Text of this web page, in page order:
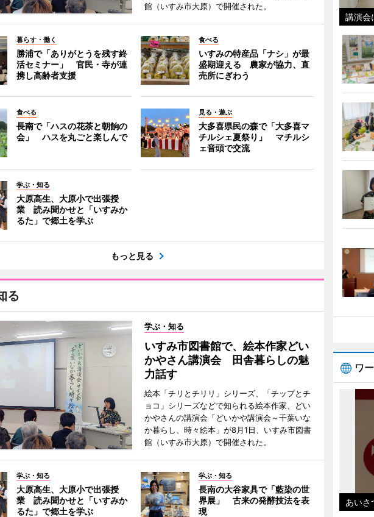
館（いすみ市大原）で開催された。
暮らす・働く
勝浦で「ありがとうを残す終
活セミナー」 官民・寺が連
携し高齢者支援
食べる
いすみの特産品「ナシ」が最
盛期迎える 農家が協力、直
売所にぎわう
食べる
長南で「ハスの花茶と朝餉の
会」 ハスを丸ごと楽しんで
見る・遊ぶ
大多喜県民の森で「大多喜マ
チルシェ夏祭り」 マチルシ
ェ音頭で交流
学ぶ・知る
大原高生、大原小で出張授
業 読み聞かせと「いすみか
るた」で郷土を学ぶ
もっと見る
る
学ぶ・知る
いすみ市図書館で、絵本作家どい
かやさん講演会 田舎暮らしの魅
力話す
絵本「チリとチリリ」シリーズ、「チップとチ
ョコ」シリーズなどで知られる絵本作家、どい
かやさんの講演会「どいかや講演会～千葉いな
か暮らし、時々絵本」が8月1日、いすみ市図書
館（いすみ市大原）で開催された。
学ぶ・知る
大原高生、大原小で出張授
業 読み聞かせと「いすみか
るた」で郷土を学ぶ
学ぶ・知る
長南の大谷家具で「藍染の世
界展」 古来の発酵技法を表
現
講演会
ワ
あいさ